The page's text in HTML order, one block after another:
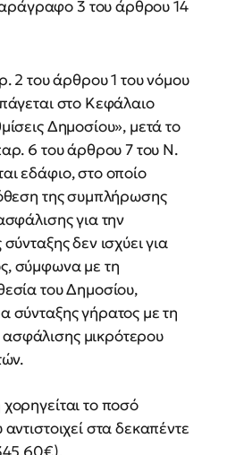
3 του άρθρου 14
2 του άρθρου 1 του νόμου
στο Κεφάλαιο
Δημοσίου», μετά το
6 του άρθρου 7 του Ν.
εδάφιο, στο οποίο
της συμπλήρωσης
για την
δεν ισχύει για
σύμφωνα με τη
του Δημοσίου,
σύνταξης γήρατος με τη
μικρότερου
το ποσό
στα δεκαπέντε